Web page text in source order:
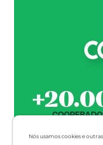
Nós usamos cookies e